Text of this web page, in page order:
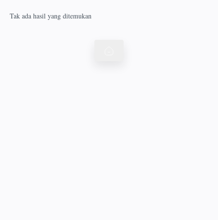
Tak ada hasil yang ditemukan